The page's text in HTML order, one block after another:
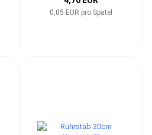
0,05 EUR pro Spatel